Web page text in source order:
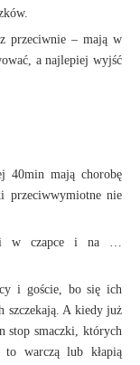
przeciwnie – mają w
a najlepiej wyjść
40min mają chorobę
przeciwwymiotne nie
w czapce i na …
i goście, bo się ich
szczekają. A kiedy już
stop smaczki, których
warczą lub kłapią